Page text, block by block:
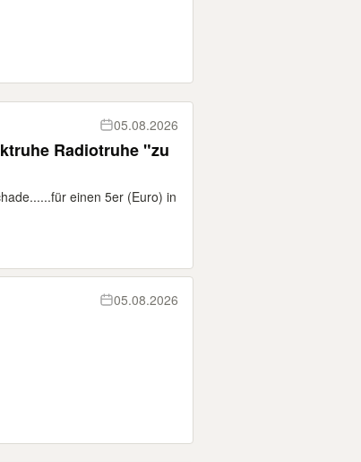
05.08.2026
Radiotruhe "zu
einen 5er (Euro) in
05.08.2026